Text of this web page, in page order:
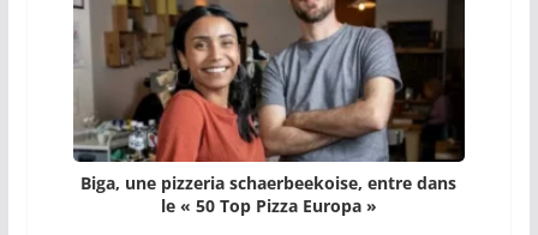
Biga, une pizzeria schaerbeekoise, entre dans
le « 50 Top Pizza Europa »